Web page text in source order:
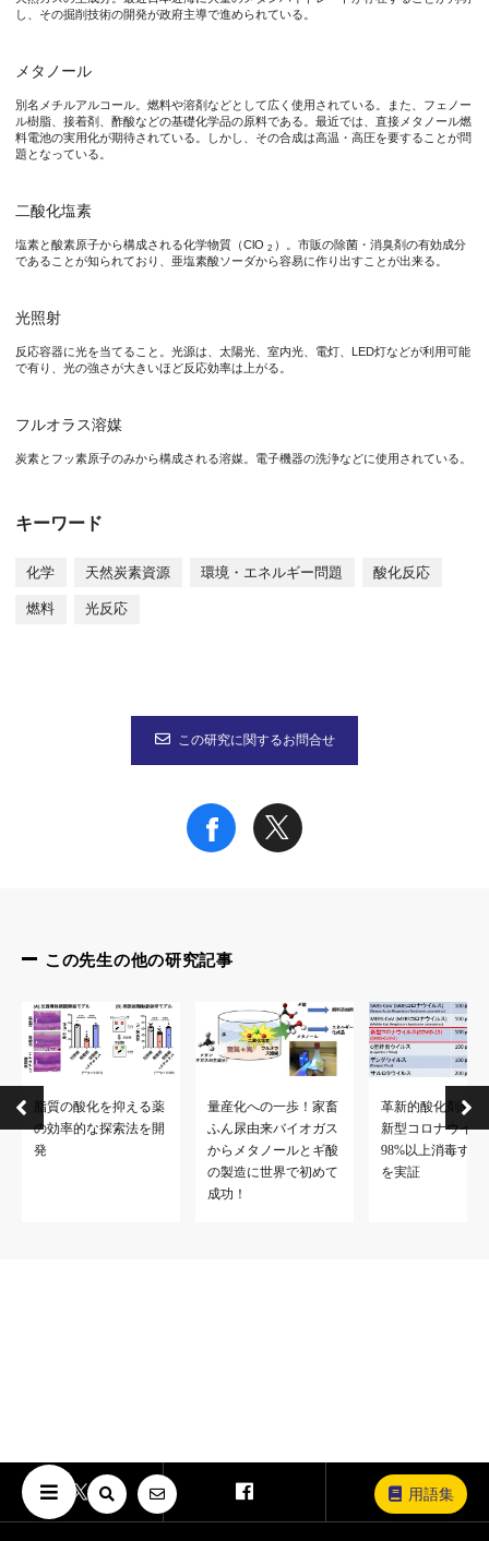
用語集
研究の背景
近年、メタンハイドレートやシェールガスなどの非在来型天然
日本近海には日本人が使う天然ガスの100年分以上のメタンハ
これまで、メタンの酸化方法についての報告は数例ありました
本研究では、除菌・消臭剤の有効成分として知られている二酸
メタンは化学的に極めて安定な物質なので、メタンを酸化する
メタンの酸化反応は最も難しい化学反応の一つと言われていま
タイトル：“Light-driven C-H Oxygenation of Methane into
採択論文の審査委員評価上位5％のみに与えられる Very
し、その掘削技術の開発が政府主導で進められている。
メタノール
別名メチルアルコール。燃料や溶剤などとして広く使用されている。また、フェノー
ル樹脂、接着剤、酢酸などの基礎化学品の原料である。最近では、直接メタノール燃
料電池の実用化が期待されている。しかし、その合成は高温・高圧を要することが問
題となっている。
二酸化塩素
塩素と酸素原子から構成される化学物質（ClO 2 ）。市販の除菌・消臭剤の有効成分
であることが知られており、亜塩素酸ソーダから容易に作り出すことが出来る。
光照射
反応容器に光を当てること。光源は、太陽光、室内光、電灯、LED灯などが利用可能
で有り、光の強さが大きいほど反応効率は上がる。
フルオラス溶媒
炭素とフッ素原子のみから構成される溶媒。電子機器の洗浄などに使用されている。
キーワード
化学 天然炭素資源 環境・エネルギー問題 酸化反応
燃料 光反応
この研究に関するお問合せ
この先生の他の研究記事
脂質の酸化を抑える薬
の効率的な探索法を開
発
量産化への一歩！家畜
ふん尿由来バイオガス
からメタノールとギ酸
の製造に世界で初めて
成功！
革新的酸化剤MA-
新型コロナウイル
98%以上消毒する
を実証